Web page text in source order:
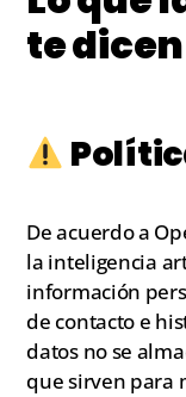
te dicen
De acuerdo a
la inteligencia
información
de contacto e
datos no se
que sirven para